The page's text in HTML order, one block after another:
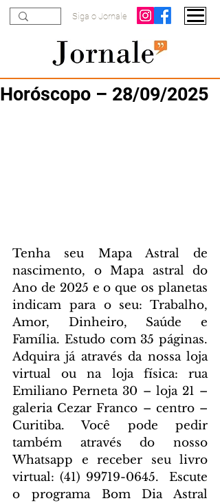
Siga o Jornale
Horóscopo – 28/09/2025
Tenha seu Mapa Astral de
nascimento, o Mapa astral do
Ano de 2025 e o que os planetas
indicam para o seu: Trabalho,
Amor, Dinheiro, Saúde e
Família. Estudo com 35 páginas.
Adquira já através da nossa loja
virtual ou na loja física: rua
Emiliano Perneta 30 – loja 21 –
galeria Cezar Franco – centro –
Curitiba. Você pode pedir
também através do nosso
Whatsapp e receber seu livro
virtual: (41) 99719-0645.
Escute
o programa Bom Dia Astral